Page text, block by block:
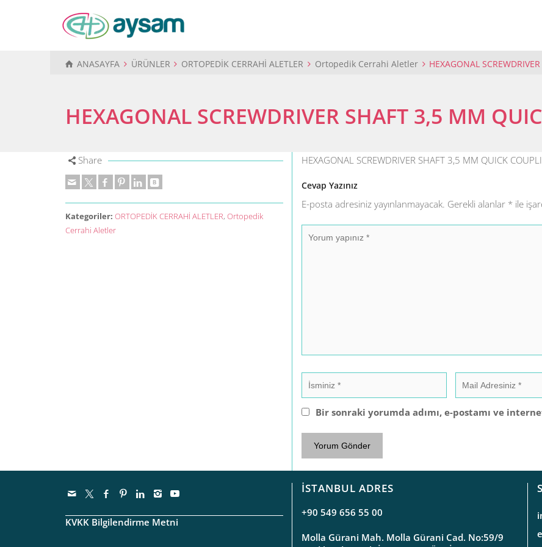
ANASAYFA ÜRÜNLER ORTOPEDİK CERRAHİ ALETLER Ortopedik Cerrahi Aletler HEXAGONAL
HEXAGONAL SCREWDRIVER SHAFT 3,5 MM
Share
Kategoriler: ORTOPEDİK CERRAHİ ALETLER, Ortopedik
Cerrahi Aletler
HEXAGONAL SCREWDRIVER SHAFT 3,5 MM QUICK
Cevap Yazınız
E-posta adresiniz yayınlanmayacak. Gerekli alanlar *ile
Bir sonraki yorumda adımı, e-postamı ve
KVKK Bilgilendirme Metni
İSTANBUL ADRES
+90 549 656 55 00
Molla Gürani Mah. Molla Gürani Cad. No:59/9